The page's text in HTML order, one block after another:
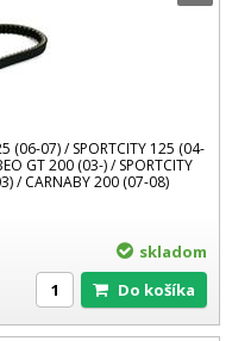
(06-07) / SPORTCITY 125 (04-
GT 200 (03-) / SPORTCITY
/ CARNABY 200 (07-08)
skladom
Do košíka